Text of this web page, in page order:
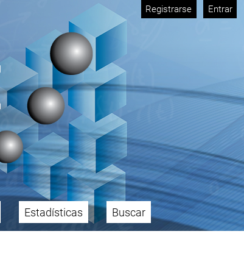
Registrarse Entrar
Estadísticas Buscar